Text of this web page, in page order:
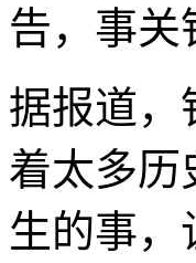
告，事关
据报道，
着太多历
生的事，